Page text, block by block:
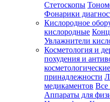
Стетоскопы
Фонарики
Кислородное
кислородные
Увлажнители
Косметология и
похудения и
косметологические
принадлежности
медикаментов Все
Аппараты для